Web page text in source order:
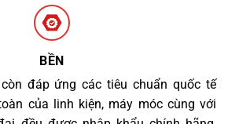
BỀN
đáp ứng các tiêu chuẩn quốc tế
của linh kiện, máy móc cùng với